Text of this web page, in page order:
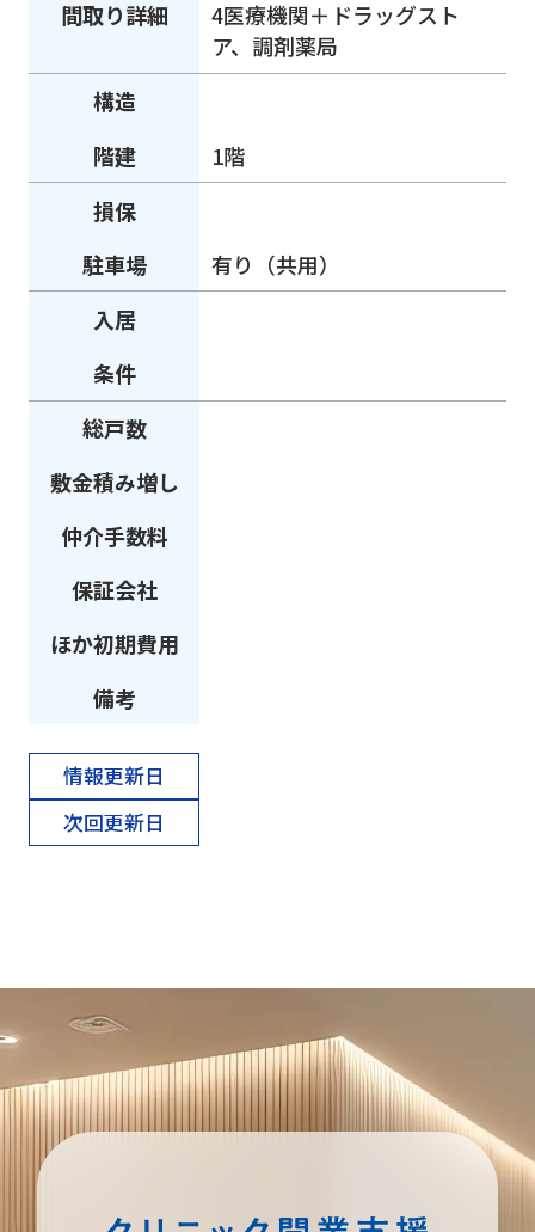
間取り詳細
4医療機関＋ドラッグスト
ア、調剤薬局
構造
階建
1階
損保
駐車場
有り（共用）
入居
条件
総戸数
敷金積み増し
仲介手数料
保証会社
ほか初期費用
備考
情報更新日
次回更新日